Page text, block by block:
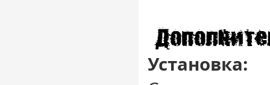
Установка: